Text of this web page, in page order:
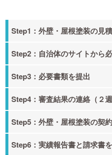
Step1：外壁・屋根塗装の見
Step2：自治体のサイトから
Step3：必要書類を提出
Step4：審査結果の連絡（２週
Step5：外壁・屋根塗装の契
Step6：実績報告書と請求書